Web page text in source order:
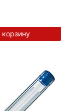
корзину